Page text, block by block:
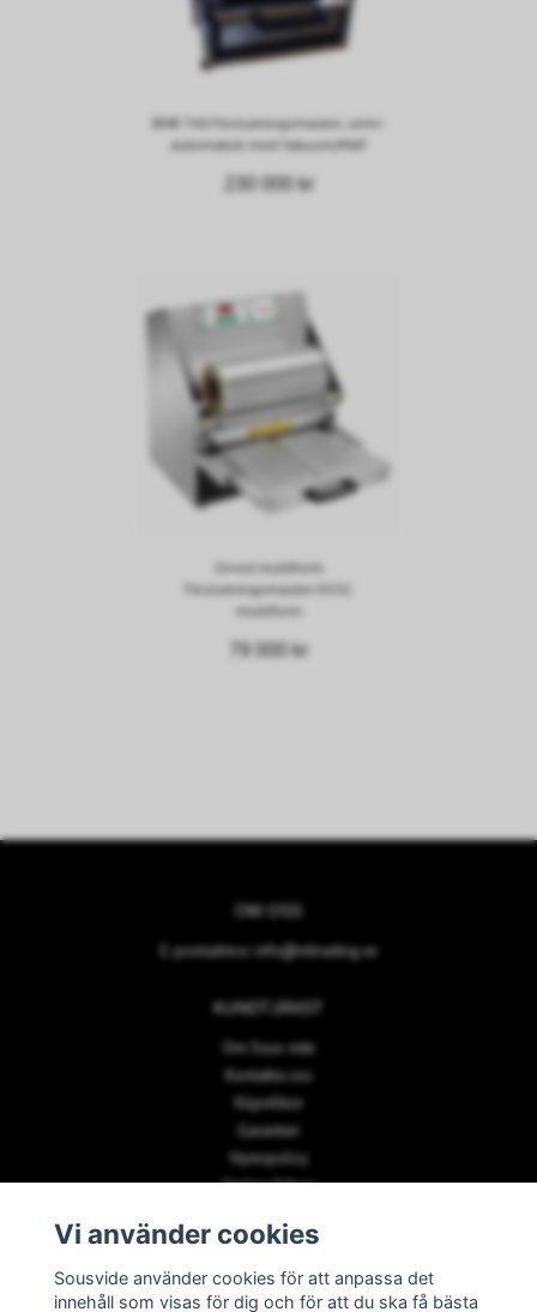
BMB T40 Förslutningsmaskin, semi-
automatisk med Vakuum/MAP
230 000 kr
Orved multiform
Förslutningsmaskin DS32
multiform
79 000 kr
OM OSS
E-postadress: info@nltrading.se
KUNDTJÄNST
Om Sous vide
Kontakta oss
Köpvillkor
Garantier
Hyrespolicy
Vanliga frågor
Vi använder cookies
Sousvide använder cookies för att anpassa det
innehåll som visas för dig och för att du ska få bästa